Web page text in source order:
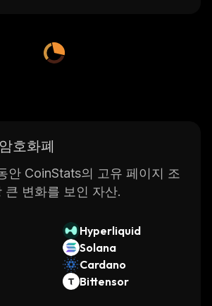
호화폐
안 CoinStats의 고유 페이지 조
큰 변화를 보인 자산.
Hyperliquid
Solana
Cardano
Bittensor